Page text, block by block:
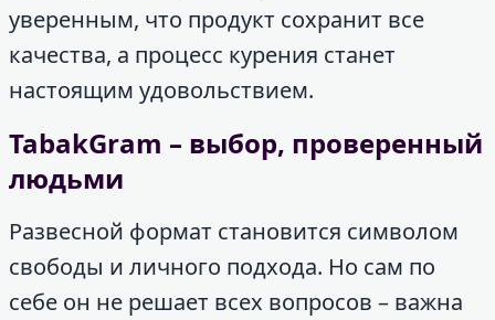
уверенным, что продукт сохранит все
качества, а процесс курения станет
настоящим удовольствием.
TabakGram – выбор, проверенный
людьми
Развесной формат становится символом
свободы и личного подхода. Но сам по
себе он не решает всех вопросов – важна